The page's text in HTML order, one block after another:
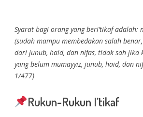
Syarat bagi orang yang beri’tikaf adalah:
(sudah mampu membedakan salah
dari junub, haid, dan nifas, tidak sah jika
yang belum mumayyiz, junub, haid, dan
1/477)
Rukun-Rukun I’tikaf